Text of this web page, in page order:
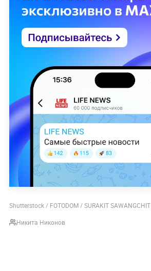
Shutterstock / FOTODOM / SURAKIT SAWANGCHIT
Никита Никонов